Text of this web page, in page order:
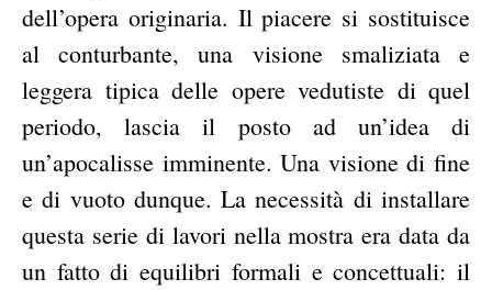
dell’opera originaria. Il piacere si sostituisce
al conturbante, una visione smaliziata e
leggera tipica delle opere vedutiste di quel
periodo, lascia il posto ad un’idea di
un’apocalisse imminente. Una visione di fine
e di vuoto dunque. La necessità di installare
questa serie di lavori nella mostra era data da
un fatto di equilibri formali e concettuali: il